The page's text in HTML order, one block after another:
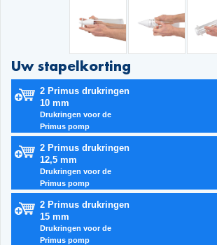
Uw stapelkorting
2 Primus drukringen
10 mm
Drukringen voor de
Primus pomp
2 Primus drukringen
12,5 mm
Drukringen voor de
Primus pomp
2 Primus drukringen
15 mm
Drukringen voor de
Primus pomp